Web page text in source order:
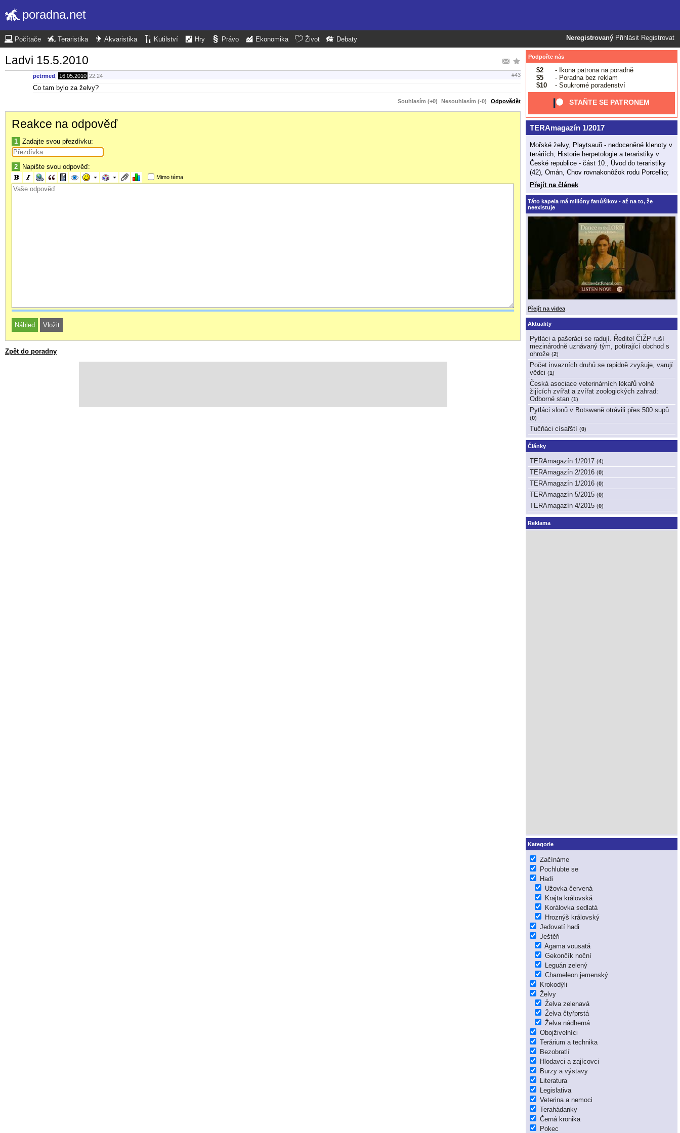
poradna.net
Neregistrovaný Přihlásit Registrovat
Počítače Teraristika Akvaristika Kutilství Hry Právo Ekonomika Život Debaty
Ladvi 15.5.2010
petrmed 16.05.2010 22:24 #43
Co tam bylo za želvy?
Souhlasím (+0) Nesouhlasím (-0) Odpovědět
Reakce na odpověď
1 Zadajte svou přezdívku:
2 Napište svou odpověď:
Mimo téma
Zpět do poradny
Podpořte nás
$2
- Ikona patrona na poradně
$5
- Poradna bez reklam
$10
- Soukromé poradenství
STAŇTE SE PATRONEM
TERAmagazín 1/2017
Mořské želvy, Playtsauři - nedoceněné klenoty v
teráriích, Historie herpetologie a teraristiky v
České republice - část 10., Úvod do teraristiky
(42), Omán, Chov rovnakonôžok rodu Porcellio;
Přejít na článek
Táto kapela má milióny fanúšikov - až na to, že
neexistuje
Přejít na videa
Aktuality
Pytláci a pašeráci se radují. Ředitel ČIŽP ruší
mezinárodně uznávaný tým, potírající obchod s
ohrože (2)
Počet invazních druhů se rapidně zvyšuje, varují
vědci (1)
Česká asociace veterinárních lékařů volně
žijících zvířat a zvířat zoologických zahrad:
Odborné stan (1)
Pytláci slonů v Botswaně otrávili přes 500 supů
(0)
Tučňáci císařští (0)
Články
TERAmagazín 1/2017 (4)
TERAmagazín 2/2016 (0)
TERAmagazín 1/2016 (0)
TERAmagazín 5/2015 (0)
TERAmagazín 4/2015 (0)
Reklama
Kategorie
Začínáme
Pochlubte se
Hadi
Užovka červená
Krajta královská
Korálovka sedlatá
Hroznýš královský
Jedovatí hadi
Ještěři
Agama vousatá
Gekončík noční
Leguán zelený
Chameleon jemenský
Krokodýli
Želvy
Želva zelenavá
Želva čtyřprstá
Želva nádherná
Obojživelníci
Terárium a technika
Bezobratlí
Hlodavci a zajícovci
Burzy a výstavy
Literatura
Legislativa
Veterina a nemoci
Terahádanky
Černá kronika
Pokec